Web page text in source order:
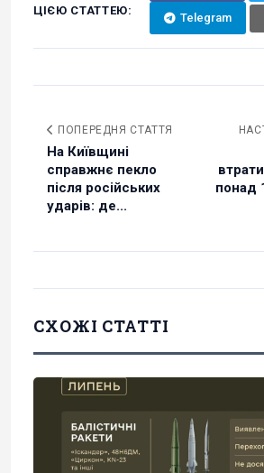
ЦІЄЮ СТАТТЕЮ:
Telegram
ПОПЕРЕДНЯ СТАТТЯ
На Київщині
справжнє пекло
після російських
ударів: де...
понад
СХОЖІ СТАТТІ